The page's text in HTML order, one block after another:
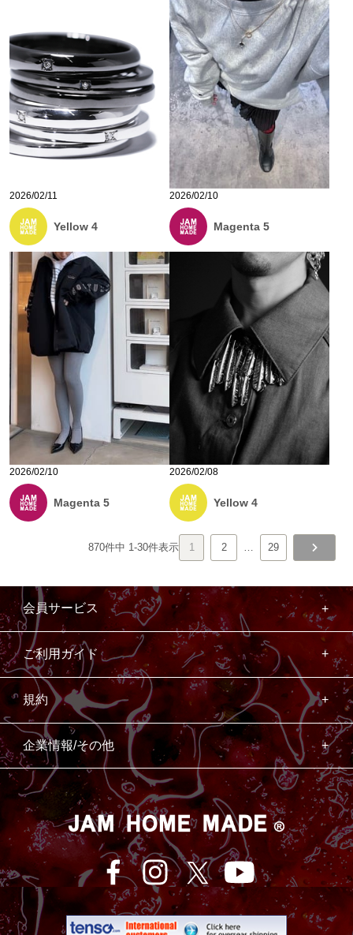
2026/02/11
Yellow 4
2026/02/10
Magenta 5
2026/02/10
Magenta 5
2026/02/08
Yellow 4
870件中 1-30件表示 1 2 … 29
会員サービス
ご利用ガイド
規約
企業情報/その他